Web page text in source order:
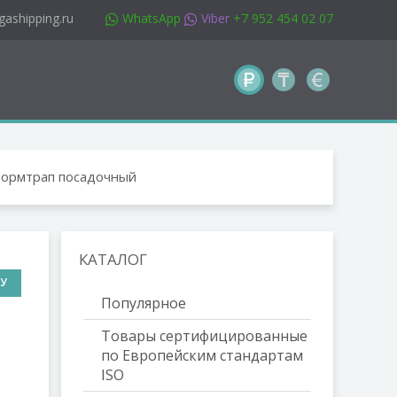
WhatsApp Viber +7 952 454 02 07
посадочный
КАТАЛОГ
Популярное
Товары сертифицированные
по Европейским стандартам
ISO